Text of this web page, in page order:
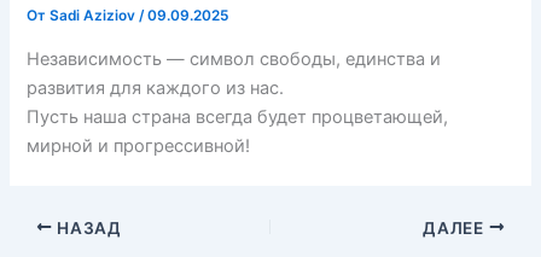
ОтSadi Aziziov/09.09.2025
Независимость — символ свободы, единства и
развития для каждого из нас.
Пусть наша страна всегда будет процветающей,
мирной и прогрессивной!
НАЗАД ДАЛЕЕ